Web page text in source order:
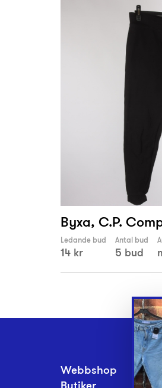
Byxa, C.P.
Ledande bud
14 kr
Antal bud
5 bud
Webbshop